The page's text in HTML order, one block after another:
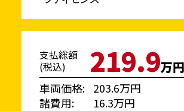
支払総額
(税込)
219.9万円
車両価格
203.6万円
諸費用
16.3万円